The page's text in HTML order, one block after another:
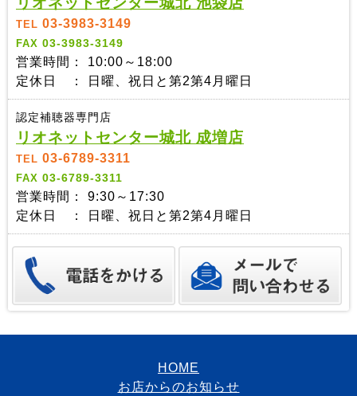
TEL 03-3983-3149
FAX 03-3983-3149
営業時間： 10:00～18:00
定休日 ： 日曜、祝日と第2第4月曜日
認定補聴器専門店
リオネットセンター城北 成増店
TEL 03-6789-3311
FAX 03-6789-3311
営業時間： 9:30～17:30
定休日 ： 日曜、祝日と第2第4月曜日
HOME
お店からのお知らせ